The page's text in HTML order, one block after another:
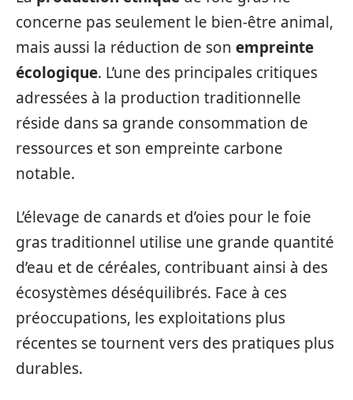
concerne pas seulement le bien-être animal,
mais aussi la réduction de son empreinte
écologique. L’une des principales critiques
adressées à la production traditionnelle
réside dans sa grande consommation de
ressources et son empreinte carbone
notable.
L’élevage de canards et d’oies pour le foie
gras traditionnel utilise une grande quantité
d’eau et de céréales, contribuant ainsi à des
écosystèmes déséquilibrés. Face à ces
préoccupations, les exploitations plus
récentes se tournent vers des pratiques plus
durables.